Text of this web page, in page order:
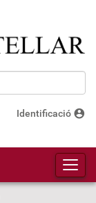
Identificació account_circle